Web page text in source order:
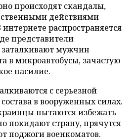
происходят скандалы,
действиями
распространяется
представители
мужчин
в микроавтобусы, зачастую
насилие.
с серьезной
в вооруженных силах.
пытаются избежать
покидают страну, прячутся
поджоги военкоматов.